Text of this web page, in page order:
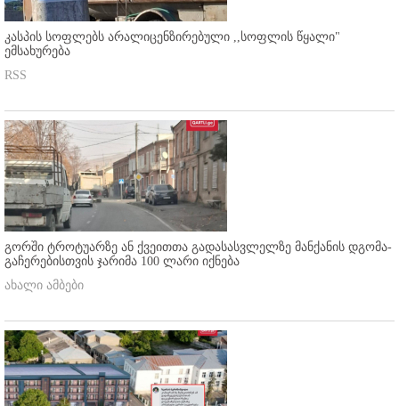
კასპის სოფლებს არალიცენზირებული ,,სოფლის წყალი"
ემსახურება
RSS
გორში ტროტუარზე ან ქვეითთა გადასასვლელზე მანქანის დგომა-
გაჩერებისთვის ჯარიმა 100 ლარი იქნება
ახალი ამბები